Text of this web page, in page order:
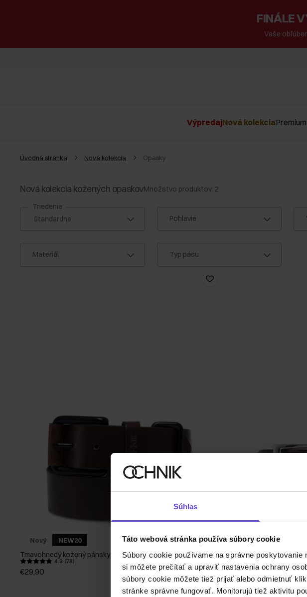
Súhlas
Táto webová stránka používa súbory cookie
Súbory cookie používame na správne
si môžete prečítať a upraviť nastavenia ochrany
súbory cookie môžete tiež prijať alebo odmietnuť
stránke správne fungovať. Monitorujú tiež aktivitu
FINÁLE
Vaše
VýpredajNová kolekciaPremium
Úvodná stránka Nová kolekcia Opasky
Nová kolekcia kožených opaskovMnožstvo produktov: 2
Triedenie
Pohlavie
Materiál Typ pásu
Nový NEW20
Tmavohnedý kožený pánsky opasok
4.9 (78)
€29,90
Nový NEW20
Pánsky kožený
€29,90